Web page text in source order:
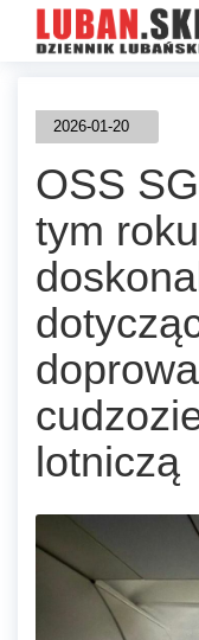
2026-01-20
OSS
tym
lotniczą